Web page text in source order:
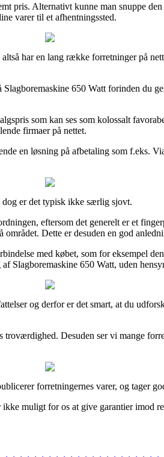
pris. Alternativt kunne man snuppe
varer til et afhentningssted.
har en lang række forretninger på
650 Watt forinden du
som kan ses som kolossalt
firmaer på nettet.
en løsning på afbetaling som f.eks.
dog er det typisk ikke særlig sjovt.
eftersom det generelt er et
Dette er desuden en god
med købet, som for eksempel
Slagboremaskine 650 Watt, uden
og derfor er det smart, at du
Desuden ser vi mange
forretningernes varer, og tager
muligt for os at give garantier imod